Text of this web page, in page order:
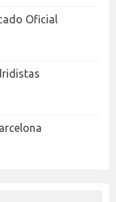
Oficial